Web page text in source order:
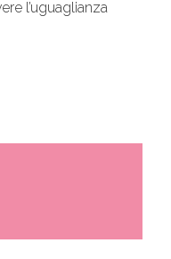
l’uguaglianza